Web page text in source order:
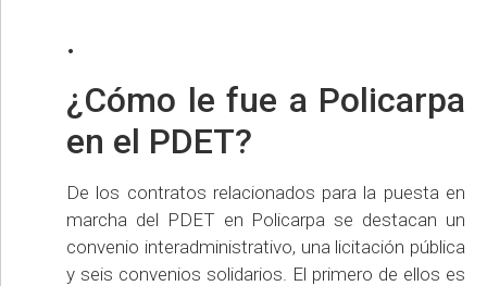
.
¿Cómo le fue a Policarpa
en el PDET?
De los contratos relacionados para la puesta en
marcha del PDET en Policarpa se destacan un
convenio interadministrativo, una licitación pública
y seis convenios solidarios. El primero de ellos es